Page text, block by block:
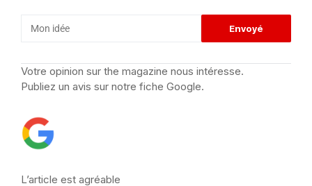
Votre opinion sur the magazine nous intéresse.
Publiez un avis sur notre fiche Google.
L’article est agréable